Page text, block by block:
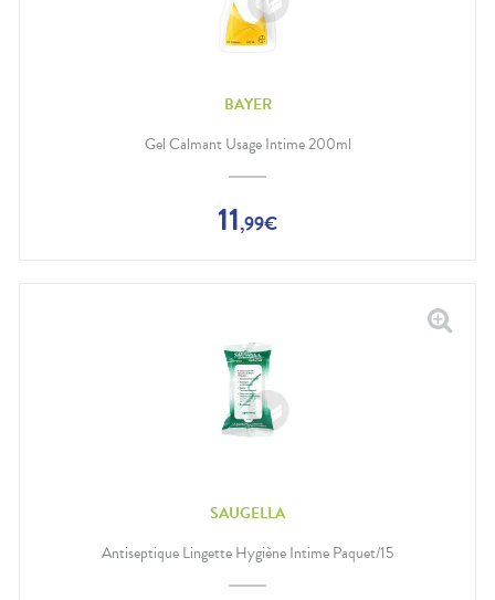
BAYER
Gel Calmant Usage Intime 200ml
11,99€
SAUGELLA
Antiseptique Lingette Hygiène Intime Paquet/15